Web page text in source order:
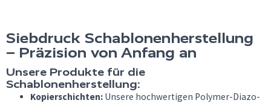
Siebdruck Schablonenherstellung
– Präzision von Anfang an
Unsere Produkte für die
Schablonenherstellung:
Kopierschichten: Unsere hochwertigen Polymer-Diazo-